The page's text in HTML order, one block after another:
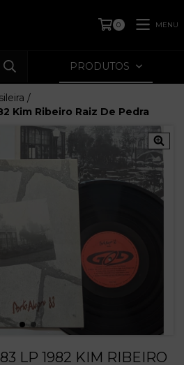
0 MENU
PRODUTOS
/
Kim Ribeiro Raiz De Pedra
LP 1982 KIM RIBEIRO